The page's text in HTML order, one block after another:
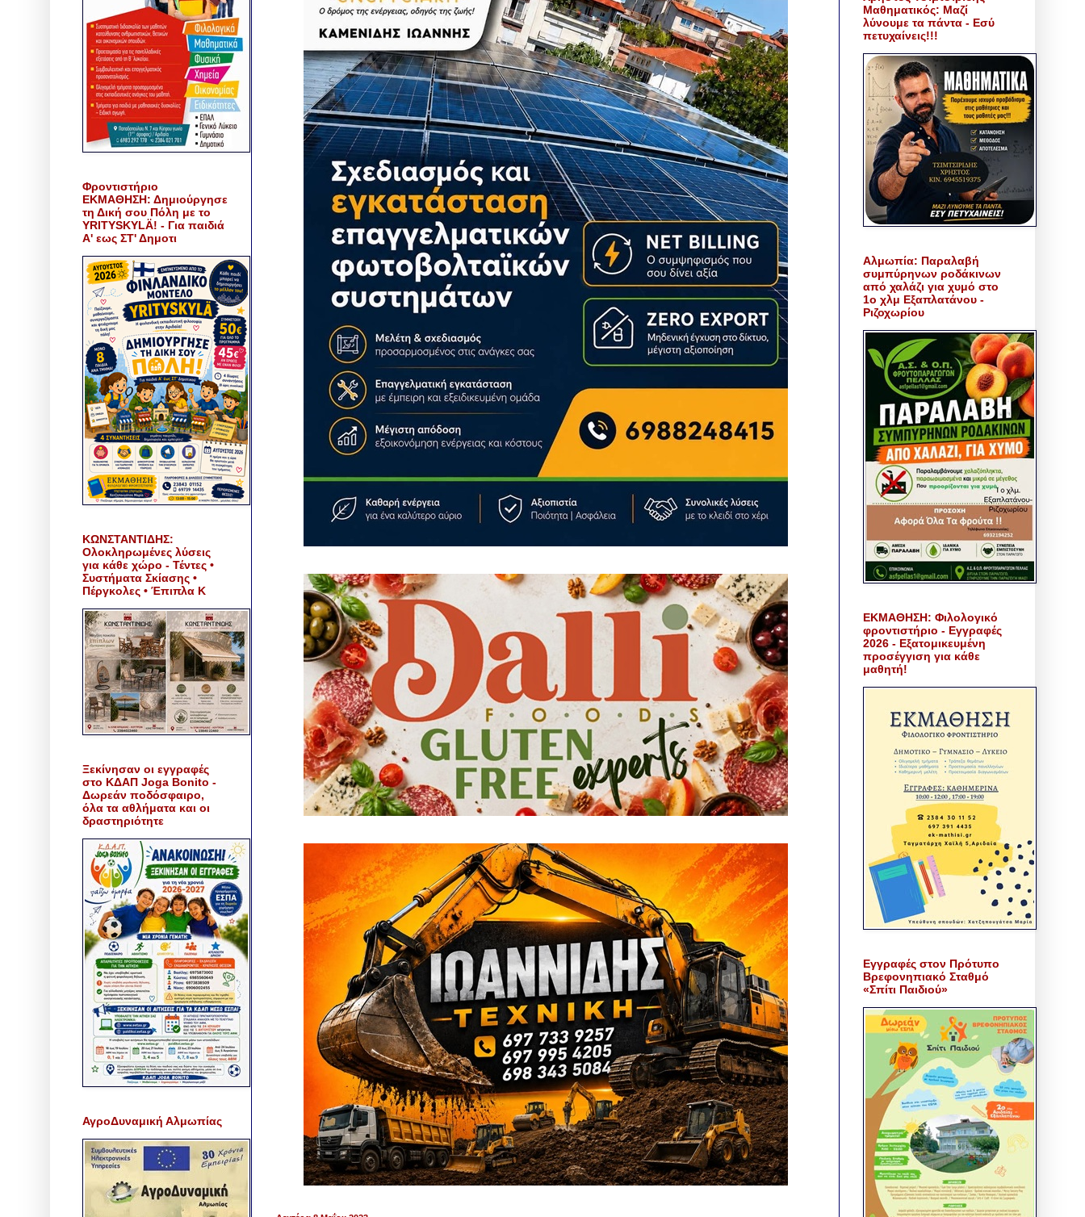
Φροντιστήριο
ΕΚΜΑΘΗΣΗ: Δημιούργησε
τη Δική σου Πόλη με το
YRITYSKYLÄ! - Για παιδιά
Α' εως ΣΤ' Δημοτι
ΚΩΝΣΤΑΝΤΙΔΗΣ:
Ολοκληρωμένες λύσεις
για κάθε χώρο - Τέντες •
Συστήματα Σκίασης •
Πέργκολες • Έπιπλα Κ
Ξεκίνησαν οι εγγραφές
στο ΚΔΑΠ Joga Bonito -
Δωρεάν ποδόσφαιρο,
όλα τα αθλήματα και οι
δραστηριότητε
ΑγροΔυναμική Αλμωπίας
Μαθηματικός: Μαζί
λύνουμε τα πάντα - Εσύ
πετυχαίνεις!!!
Αλμωπία: Παραλαβή
συμπύρηνων ροδάκινων
από χαλάζι για χυμό στο
1ο χλμ Εξαπλατάνου -
Ριζοχωρίου
ΕΚΜΑΘΗΣΗ: Φιλολογικό
φροντιστήριο - Εγγραφές
2026 - Εξατομικευμένη
προσέγγιση για κάθε
μαθητή!
Εγγραφές στον Πρότυπο
Βρεφονηπιακό Σταθμό
«Σπίτι Παιδιού»